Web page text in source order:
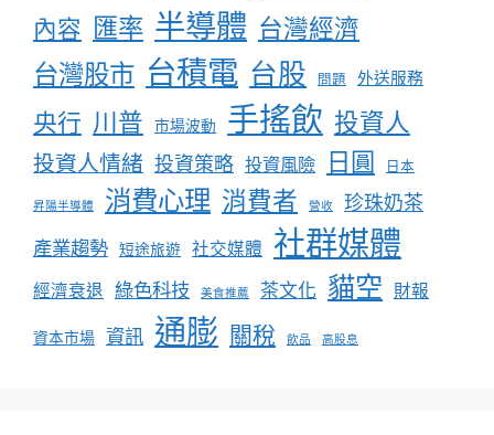
內容 匯率 半導體 台灣經濟
台灣股市 台積電 台股 問題 外送服務
央行 川普 市場波動 手搖飲 投資人
投資人情緒 投資策略 投資風險 日圓 日本
昇陽半導體 消費心理 消費者 營收
珍珠奶茶
產業趨勢
短途旅遊 社交媒體 社群媒體
經濟衰退 綠色科技 美食推薦 茶文化 貓空 財報
資本市場 資訊 通膨 關稅 飲品 高股息